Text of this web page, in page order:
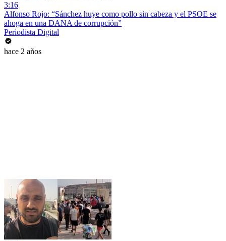
3:16
Alfonso Rojo: “Sánchez huye como pollo sin cabeza y el PSOE se
ahoga en una DANA de corrupción”
Periodista Digital
hace 2 años